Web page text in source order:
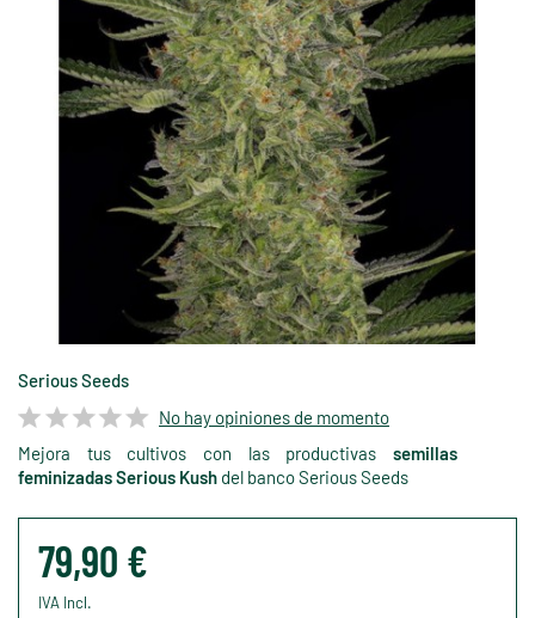
Serious Seeds
No hay opiniones de momento
Mejora tus cultivos con las productivas semillas
feminizadas Serious Kush del banco Serious Seeds
79,90 €
IVA Incl.